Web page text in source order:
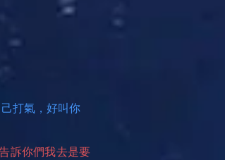
打氣，好叫你
訴你們我去是要